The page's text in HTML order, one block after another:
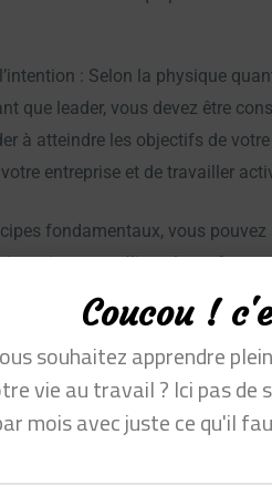
: Selon la physique
que leader, vous devez être
à atteindre les objectifs de
entreprise et de travailler
fondamentaux, vous
qui peut améliorer la
avantages
Coucou !
souhaitez apprendre
vie au travail ? Ici pas de
mois avec juste ce qu'il